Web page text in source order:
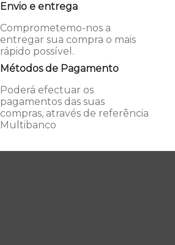
Envio e entrega
Comprometemo-nos a
entregar sua compra o mais
rápido possível.
Métodos de Pagamento
Poderá efectuar os
pagamentos das suas
compras, através de referência
Multibanco